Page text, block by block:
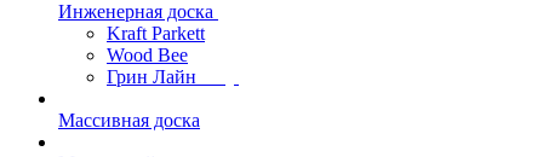
Инженерная доска
Kraft Parkett
Wood Bee
Грин Лайн
Массивная доска